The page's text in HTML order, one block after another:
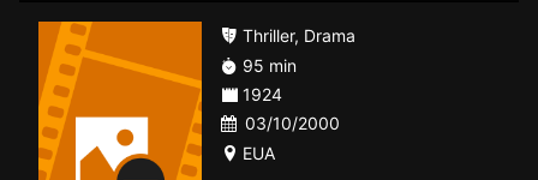
Thriller, Drama
95 min
1924
03/10/2000
EUA